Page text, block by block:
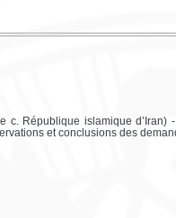
République islamique d’Iran)
et conclusions des